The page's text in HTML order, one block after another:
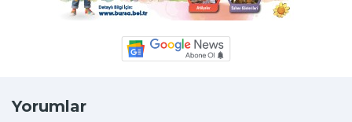
Yorumlar